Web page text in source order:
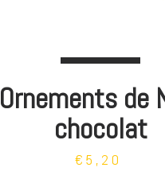
Ornements de
chocolat
€5,20